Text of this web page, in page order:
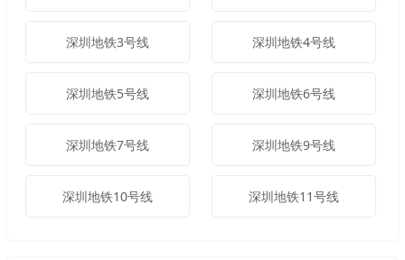
深圳地铁3号线 深圳地铁4号线
深圳地铁5号线 深圳地铁6号线
深圳地铁7号线 深圳地铁9号线
深圳地铁10号线 深圳地铁11号线